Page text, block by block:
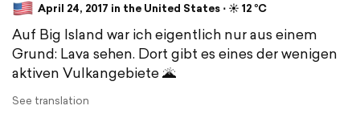
April 24, 2017 in the United States ⋅ ☀️ 12 °C
Auf Big Island war ich eigentlich nur aus einem
Grund: Lava sehen. Dort gibt es eines der wenigen
aktiven Vulkangebiete 🌋
See translation